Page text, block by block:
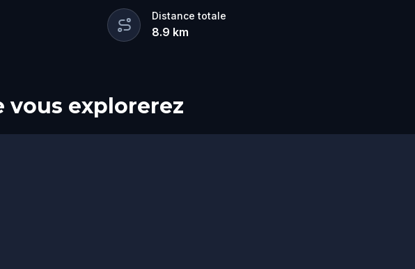
Distance totale
8.9 km
vous explorerez